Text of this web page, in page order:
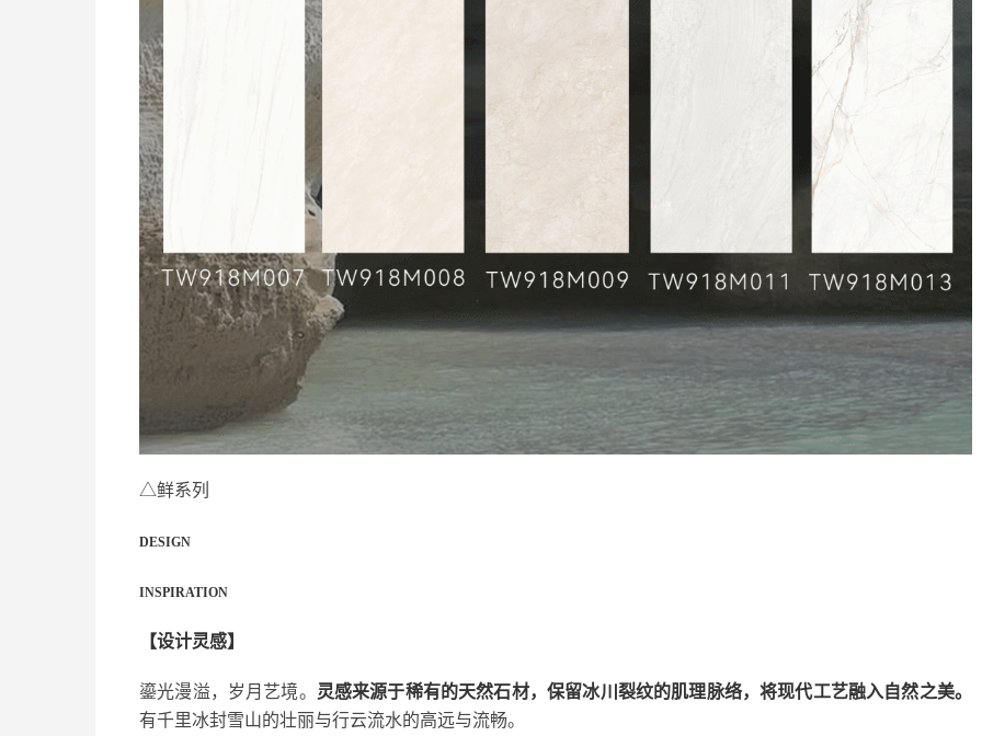
△鲜系列
DESIGN
INSPIRATION
【设计灵感】
鎏光漫溢，岁月艺境。 灵感来源于稀有的天然石材，保留冰川裂纹的肌理脉络，将现代工艺融入自然之美。
有千里冰封雪山的壮丽与行云流水的高远与流畅。